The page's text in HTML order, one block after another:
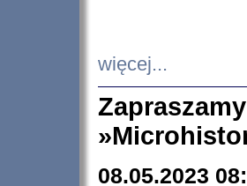
więcej...
08.05.2023